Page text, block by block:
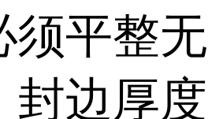
须平整无
封边厚度